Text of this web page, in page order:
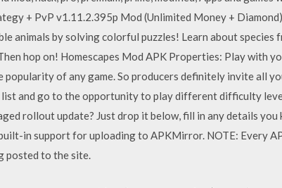
+ PvP v1.11.2.395p Mod (Unlimited Money +
animals by solving colorful puzzles! Learn about
hop on! Homescapes Mod APK Properties: Play with
popularity of any game. So producers definitely invite all
and go to the opportunity to play different difficulty
rollout update? Just drop it below, fill in any details you
in support for uploading to APKMirror. NOTE: Every
posted to the site.